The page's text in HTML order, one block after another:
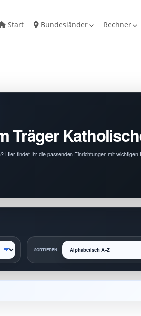
Start Bundesländer Rechner
Träger
Hier findet Ihr die passenden Einrichtungen mit
SORTIEREN